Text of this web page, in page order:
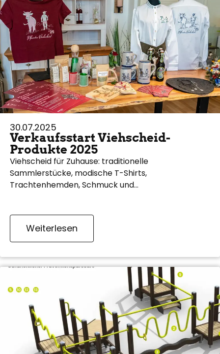
30.07.2025
Verkaufsstart Viehscheid-
Produkte 2025
Viehscheid für Zuhause: traditionelle
Sammlerstücke, modische T-Shirts,
Trachtenhemden, Schmuck und…
Weiterlesen